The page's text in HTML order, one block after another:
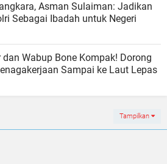
Asman Sulaiman: Jadikan
Sebagai Ibadah untuk Negeri
dan Wabup Bone Kompak! Dorong
Sampai ke Laut Lepas
Tampilkan